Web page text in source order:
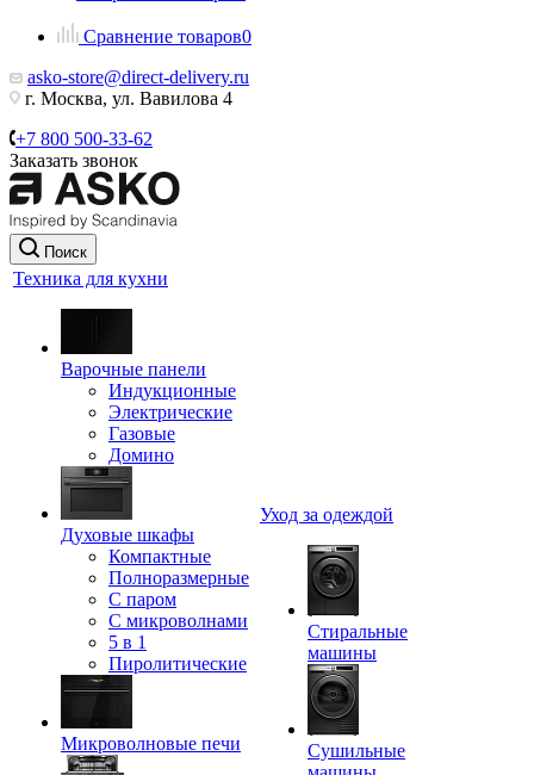
Сравнение товаров0
asko-store@direct-delivery.ru
г. Москва, ул. Вавилова 4
+7 800 500-33-62
Заказать звонок
Поиск
Техника для кухни
Варочные панели
Индукционные
Электрические
Газовые
Домино
Духовые шкафы
Компактные
Полноразмерные
C паром
C микроволнами
5 в 1
Пиролитические
Микроволновые печи
Уход за одеждой
Стиральные
машины
Сушильные